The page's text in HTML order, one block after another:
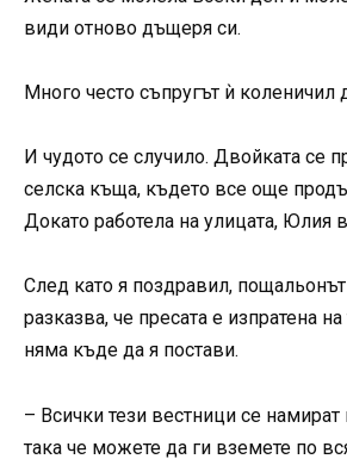
види отново дъщеря си.
Много често съпругът ѝ коленичил
И чудото се случило. Двойката се
селска къща, където все още
Докато работела на улицата, Юлия
След като я поздравил,
разказва, че пресата е изпратена
няма къде да я постави.
– Всички тези вестници се
така че можете да ги вземете по